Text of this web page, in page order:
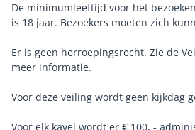
De minimumleeftijd voor het
is 18 jaar. Bezoekers moeten zich
Er is geen herroepingsrecht. Zie de
meer informatie.
Voor deze veiling wordt geen kijkdag
Voor elk kavel wordt er € 100, -